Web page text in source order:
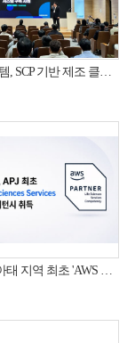
반 제조 클라우드 전환 사례 공개
초 'AWS 생명과학 컴피턴시' 취득